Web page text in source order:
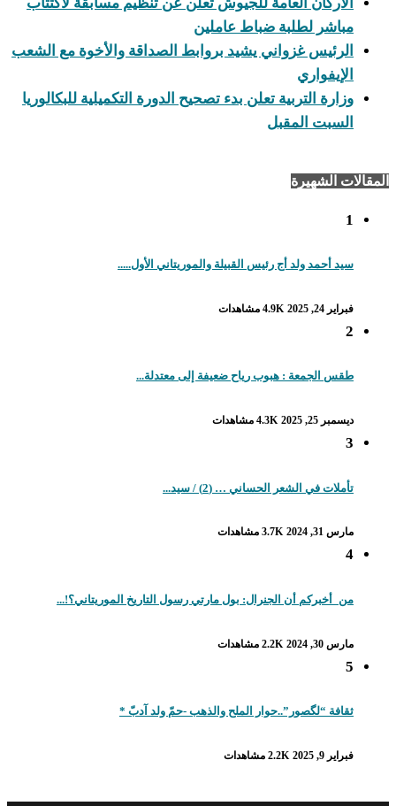
مباشر لطلبة ضباط عاملين
الرئيس غزواني يشيد بروابط الصداقة والأخوة مع الشعب
الإيفواري
وزارة التربية تعلن بدء تصحيح الدورة التكميلية للبكالوريا
السبت المقبل
المقالات الشهيرة
1
سيد أحمد ولد أج رئيس القبيلة والموريتاني الأول.....
فبراير 24, 2025 4.9K مشاهدات
2
طقس الجمعة : هبوب رياح ضعيفة إلى معتدلة...
ديسمبر 25, 2025 4.3K مشاهدات
3
تأملات في الشعر الحساني … (2) / سيد...
مارس 31, 2024 3.7K مشاهدات
4
من_أخبركم أن الجنرال: بول مارتي رسول التاريخ الموريتاني؟!...
مارس 30, 2024 2.2K مشاهدات
5
ثقافة “لگصور”..حوار الملح والذهب -حمّ ولد آدبّ *
فبراير 9, 2025 2.2K مشاهدات